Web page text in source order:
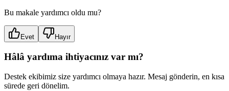
Bu makale yardımcı oldu mu?
Evet Hayır
Hâlâ yardıma ihtiyacınız var mı?
Destek ekibimiz size yardımcı olmaya hazır. Mesaj gönderin, en kısa
sürede geri dönelim.